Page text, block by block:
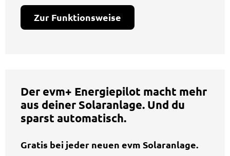
Zur Funktionsweise
Der evm+ Energiepilot macht mehr
aus deiner Solaranlage. Und du
sparst automatisch.
Gratis bei jeder neuen evm Solaranlage.